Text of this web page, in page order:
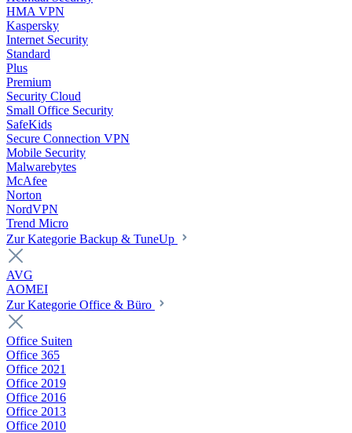
HMA VPN
Kaspersky
Internet Security
Standard
Plus
Premium
Security Cloud
Small Office Security
SafeKids
Secure Connection VPN
Mobile Security
Malwarebytes
McAfee
Norton
NordVPN
Trend Micro
Zur Kategorie Backup & TuneUp
AVG
AOMEI
Zur Kategorie Office & Büro
Office Suiten
Office 365
Office 2021
Office 2019
Office 2016
Office 2013
Office 2010